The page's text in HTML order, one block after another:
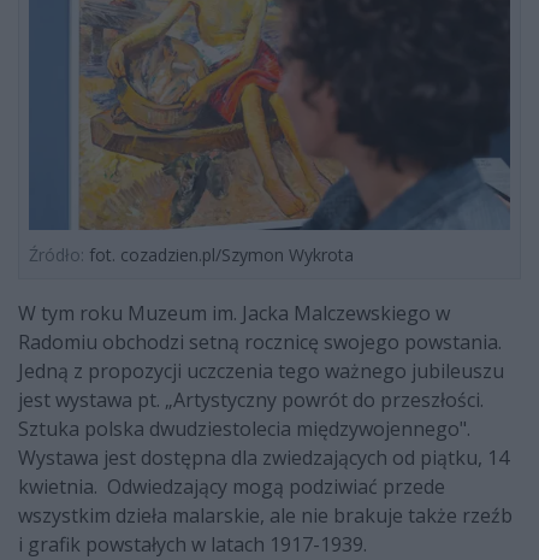
Źródło: fot. cozadzien.pl/Szymon Wykrota
W tym roku Muzeum im. Jacka Malczewskiego w
Radomiu obchodzi setną rocznicę swojego powstania.
Jedną z propozycji uczczenia tego ważnego jubileuszu
jest wystawa pt. „Artystyczny powrót do przeszłości.
Sztuka polska dwudziestolecia międzywojennego".
Wystawa jest dostępna dla zwiedzających od piątku, 14
kwietnia. Odwiedzający mogą podziwiać przede
wszystkim dzieła malarskie, ale nie brakuje także rzeźb
i grafik powstałych w latach 1917-1939.